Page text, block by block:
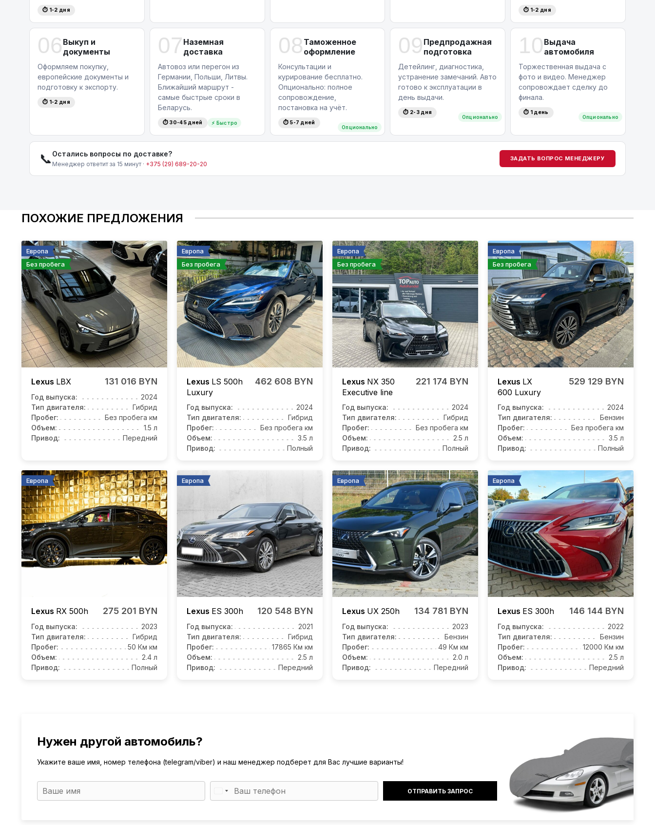
⏱ 1-2 дня ⏱ 1-2 дня
06 Выкуп и
документы
Оформляем покупку,
европейские документы и
подготовку к экспорту.
⏱ 1-2 дня
07 Наземная
доставка
Автовоз или перегон из
Германии, Польши, Литвы.
Ближайший маршрут -
самые быстрые сроки в
Беларусь.
⏱ 30-45 дней ⚡ Быстро
08 Таможенное
оформление
Опционально
Консультации и
курирование бесплатно.
Опционально: полное
сопровождение,
постановка на учёт.
⏱ 5-7 дней
09 Предпродажная
подготовка
Опционально
Детейлинг, диагностика,
устранение замечаний. Авто
готово к эксплуатации в
день выдачи.
⏱ 2-3 дня
10 Выдача
автомобиля
Опционально
Торжественная выдача с
фото и видео. Менеджер
сопровождает сделку до
финала.
⏱ 1 день
📞 Остались вопросы по доставке?
Менеджер ответит за 15 минут · +375 (29) 689-20-20
ЗАДАТЬ ВОПРОС МЕНЕДЖЕРУ
ПОХОЖИЕ ПРЕДЛОЖЕНИЯ
Европа
Без пробега
Lexus LBX 131 016 BYN
Год выпуска:
2024
Тип двигателя:
Гибрид
Пробег:
Без пробега км
Объем:
1.5 л
Привод:
Передний
Европа
Без пробега
Lexus LS 500h
Luxury
462 608 BYN
Год выпуска:
2024
Тип двигателя:
Гибрид
Пробег:
Без пробега км
Объем:
3.5 л
Привод:
Полный
Европа
Без пробега
Lexus NX 350
Executive line
221 174 BYN
Год выпуска:
2024
Тип двигателя:
Гибрид
Пробег:
Без пробега км
Объем:
2.5 л
Привод:
Полный
Европа
Без пробега
Lexus LX
600 Luxury
529 129 BYN
Год выпуска:
2024
Тип двигателя:
Бензин
Пробег:
Без пробега км
Объем:
3.5 л
Привод:
Полный
Европа
Lexus RX 500h 275 201 BYN
Год выпуска:
2023
Тип двигателя:
Гибрид
Пробег:
50 Км км
Объем:
2.4 л
Привод:
Полный
Европа
Lexus ES 300h 120 548 BYN
Год выпуска:
2021
Тип двигателя:
Гибрид
Пробег:
17865 Км км
Объем:
2.5 л
Привод:
Передний
Европа
Lexus UX 250h 134 781 BYN
Год выпуска:
2023
Тип двигателя:
Бензин
Пробег:
49 Км км
Объем:
2.0 л
Привод:
Передний
Европа
Lexus ES 300h 146 144 BYN
Год выпуска:
2022
Тип двигателя:
Бензин
Пробег:
12000 Км км
Объем:
2.5 л
Привод:
Передний
Нужен другой автомобиль?
Укажите ваше имя, номер телефона (telegram/viber) и наш менеджер подберет для Вас лучшие варианты!